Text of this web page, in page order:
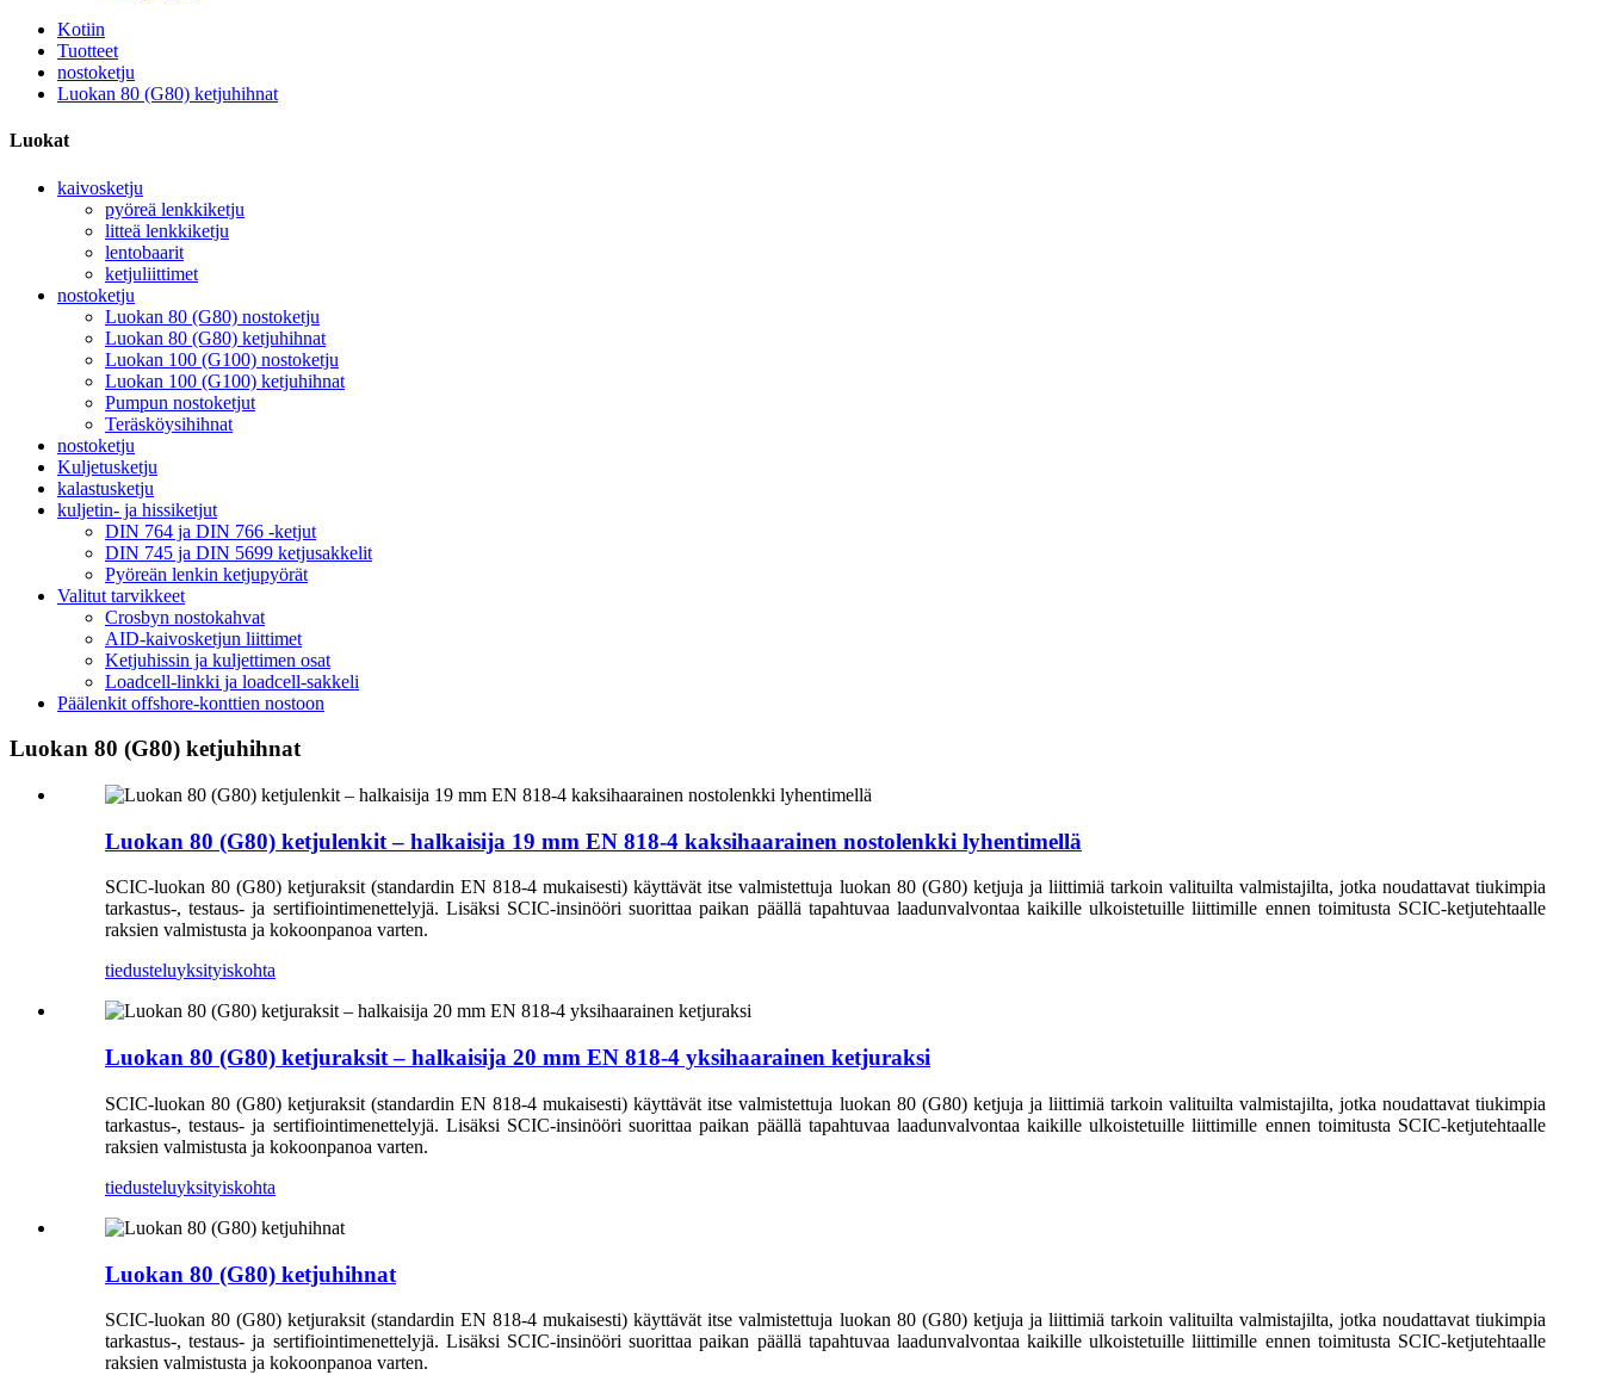
Kotiin
Tuotteet
nostoketju
Luokan 80 (G80) ketjuhihnat
Luokat
kaivosketju
pyöreä lenkkiketju
litteä lenkkiketju
lentobaarit
ketjuliittimet
nostoketju
Luokan 80 (G80) nostoketju
Luokan 80 (G80) ketjuhihnat
Luokan 100 (G100) nostoketju
Luokan 100 (G100) ketjuhihnat
Pumpun nostoketjut
Teräsköysihihnat
nostoketju
Kuljetusketju
kalastusketju
kuljetin- ja hissiketjut
DIN 764 ja DIN 766 -ketjut
DIN 745 ja DIN 5699 ketjusakkelit
Pyöreän lenkin ketjupyörät
Valitut tarvikkeet
Crosbyn nostokahvat
AID-kaivosketjun liittimet
Ketjuhissin ja kuljettimen osat
Loadcell-linkki ja loadcell-sakkeli
Päälenkit offshore-konttien nostoon
Luokan 80 (G80) ketjuhihnat
Luokan 80 (G80) ketjulenkit – halkaisija 19 mm EN 818-4 kaksihaarainen nostolenkki lyhentimellä
SCIC-luokan 80 (G80) ketjuraksit (standardin EN 818-4 mukaisesti) käyttävät itse valmistettuja luokan 80 (G80) ketjuja ja liittimiä tarkoin valituilta valmistajilta, jotka noudattavat tiukimpia
tarkastus-, testaus- ja sertifiointimenettelyjä. Lisäksi SCIC-insinööri suorittaa paikan päällä tapahtuvaa laadunvalvontaa kaikille ulkoistetuille liittimille ennen toimitusta SCIC-ketjutehtaalle
raksien valmistusta ja kokoonpanoa varten.
tiedusteluyksityiskohta
Luokan 80 (G80) ketjuraksit – halkaisija 20 mm EN 818-4 yksihaarainen ketjuraksi
SCIC-luokan 80 (G80) ketjuraksit (standardin EN 818-4 mukaisesti) käyttävät itse valmistettuja luokan 80 (G80) ketjuja ja liittimiä tarkoin valituilta valmistajilta, jotka noudattavat tiukimpia
tarkastus-, testaus- ja sertifiointimenettelyjä. Lisäksi SCIC-insinööri suorittaa paikan päällä tapahtuvaa laadunvalvontaa kaikille ulkoistetuille liittimille ennen toimitusta SCIC-ketjutehtaalle
raksien valmistusta ja kokoonpanoa varten.
tiedusteluyksityiskohta
Luokan 80 (G80) ketjuhihnat
SCIC-luokan 80 (G80) ketjuraksit (standardin EN 818-4 mukaisesti) käyttävät itse valmistettuja luokan 80 (G80) ketjuja ja liittimiä tarkoin valituilta valmistajilta, jotka noudattavat tiukimpia
tarkastus-, testaus- ja sertifiointimenettelyjä. Lisäksi SCIC-insinööri suorittaa paikan päällä tapahtuvaa laadunvalvontaa kaikille ulkoistetuille liittimille ennen toimitusta SCIC-ketjutehtaalle
raksien valmistusta ja kokoonpanoa varten.